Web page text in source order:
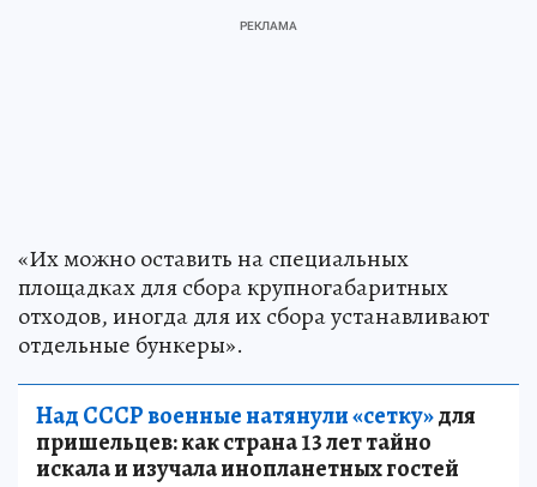
«Их можно оставить на специальных
площадках для сбора крупногабаритных
отходов, иногда для их сбора устанавливают
отдельные бункеры».
Над СССР военные натянули «сетку»для
пришельцев: как страна 13 лет тайно
искала и изучала инопланетных гостей